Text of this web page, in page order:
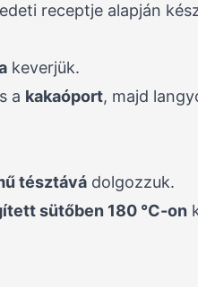
receptje alapján
keverjük.
a kakaóport, majd
tésztává dolgozzuk.
sütőben 180 °C-on